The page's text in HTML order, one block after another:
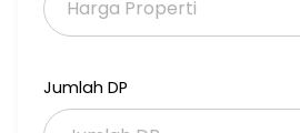
ada ijin usaha padel dan restoran
ada PBG (IMB)
Jumlah DP